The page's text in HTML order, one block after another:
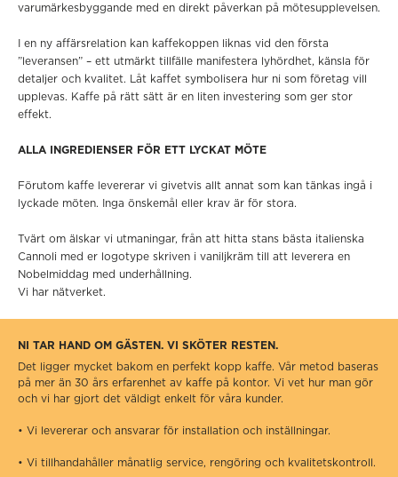
varumärkesbyggande med en direkt påverkan på mötesupplevelsen.
I en ny affärsrelation kan kaffekoppen liknas vid den första
”leveransen” – ett utmärkt tillfälle manifestera lyhördhet, känsla för
detaljer och kvalitet. Låt kaffet symbolisera hur ni som företag vill
upplevas. Kaffe på rätt sätt är en liten investering som ger stor
effekt.
ALLA INGREDIENSER FÖR ETT LYCKAT MÖTE
Förutom kaffe levererar vi givetvis allt annat som kan tänkas ingå i
lyckade möten. Inga önskemål eller krav är för stora.
Tvärt om älskar vi utmaningar, från att hitta stans bästa italienska
Cannoli med er logotype skriven i vaniljkräm till att leverera en
Nobelmiddag med underhållning.
Vi har nätverket.
NI TAR HAND OM GÄSTEN. VI SKÖTER RESTEN.
Det ligger mycket bakom en perfekt kopp kaffe. Vår metod baseras
på mer än 30 års erfarenhet av kaffe på kontor. Vi vet hur man gör
och vi har gjort det väldigt enkelt för våra kunder.
• Vi levererar och ansvarar för installation och inställningar.
• Vi tillhandahåller månatlig service, rengöring och kvalitetskontroll.